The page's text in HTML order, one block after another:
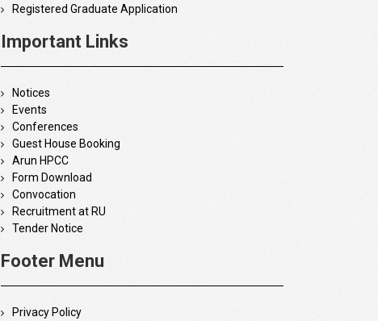
Registered Graduate Application
Important Links
Notices
Events
Conferences
Guest House Booking
Arun HPCC
Form Download
Convocation
Recruitment at RU
Tender Notice
Footer Menu
Privacy Policy